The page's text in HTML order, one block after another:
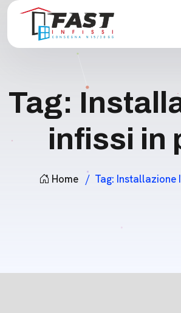
Tag:
infissi in
Home Tag: Installazione